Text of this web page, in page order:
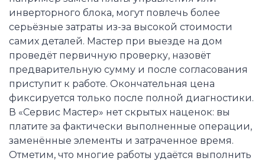
инверторного блока, могут повлечь более
серьёзные затраты из-за высокой стоимости
самих деталей. Мастер при выезде на дом
проведёт первичную проверку, назовёт
предварительную сумму и после согласования
приступит к работе. Окончательная цена
фиксируется только после полной диагностики.
В «Сервис Мастер» нет скрытых наценок: вы
платите за фактически выполненные операции,
заменённые элементы и затраченное время.
Отметим, что многие работы удаётся выполнить